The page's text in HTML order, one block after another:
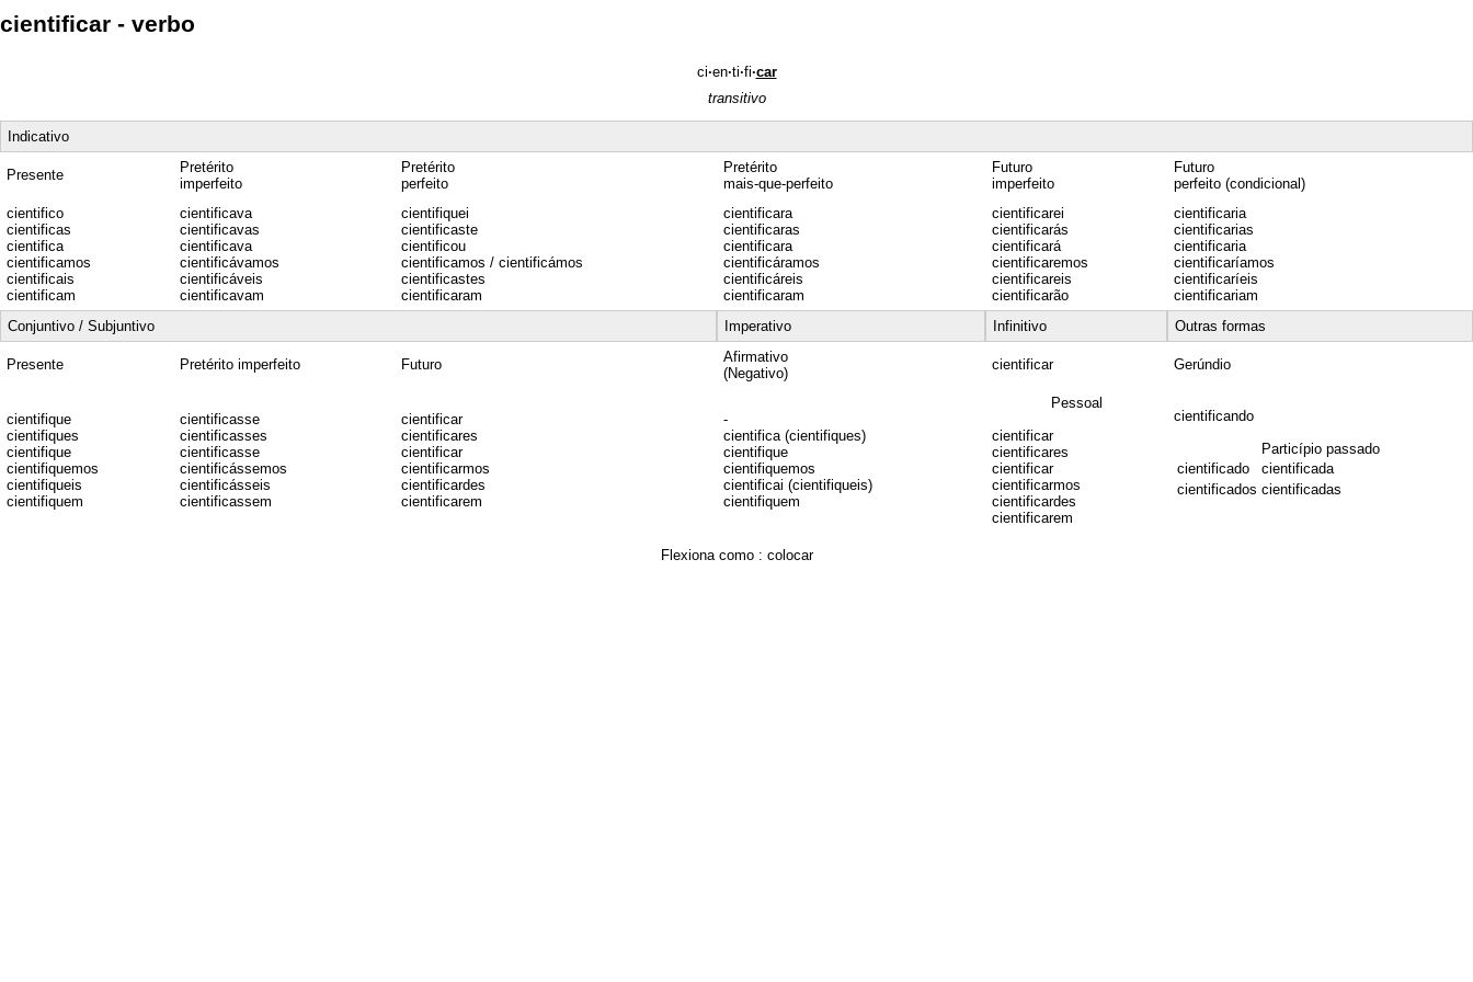
cientificar - verbo
ci·en·ti·fi·car
transitivo
Indicativo
Presente
Pretérito
imperfeito
Pretérito
perfeito
Pretérito
mais-que-perfeito
Futuro
imperfeito
Futuro
perfeito (condicional)
cientifico
cientificas
cientifica
cientificamos
cientificais
cientificam
cientificava
cientificavas
cientificava
cientificávamos
cientificáveis
cientificavam
cientifiquei
cientificaste
cientificou
cientificamos / cientificámos
cientificastes
cientificaram
cientificara
cientificaras
cientificara
cientificáramos
cientificáreis
cientificaram
cientificarei
cientificarás
cientificará
cientificaremos
cientificareis
cientificarão
cientificaria
cientificarias
cientificaria
cientificaríamos
cientificaríeis
cientificariam
Conjuntivo / Subjuntivo
Imperativo Infinitivo Outras formas
Presente Pretérito imperfeito Futuro
Afirmativo
(Negativo)
cientificar Gerúndio
cientifique
cientifiques
cientifique
cientifiquemos
cientifiqueis
cientifiquem
cientificasse
cientificasses
cientificasse
cientificássemos
cientificásseis
cientificassem
cientificar
cientificares
cientificar
cientificarmos
cientificardes
cientificarem
-
cientifica (cientifiques)
cientifique
cientifiquemos
cientificai (cientifiqueis)
cientifiquem
Pessoal
cientificar
cientificares
cientificar
cientificarmos
cientificardes
cientificarem
cientificando
Particípio passado
cientificado
cientificada
cientificados cientificadas
Flexiona como : colocar